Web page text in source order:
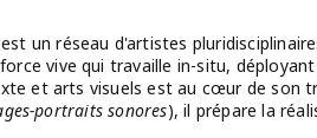
un réseau d'artistes
vive qui travaille in-situ,
et arts visuels est au cœur de son
portraits sonores), il prépare la